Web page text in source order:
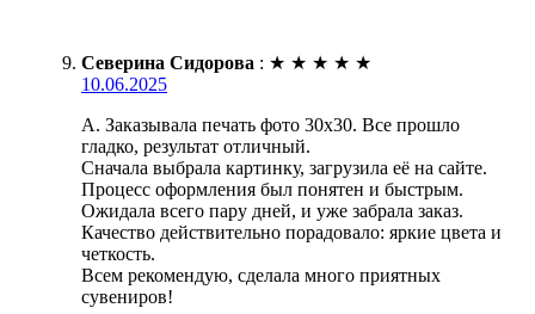
Северина Сидорова : ★ ★ ★ ★ ★
10.06.2025
А. Заказывала печать фото 30х30. Все прошло
гладко, результат отличный.
Сначала выбрала картинку, загрузила её на сайте.
Процесс оформления был понятен и быстрым.
Ожидала всего пару дней, и уже забрала заказ.
Качество действительно порадовало: яркие цвета и
четкость.
Всем рекомендую, сделала много приятных
сувениров!